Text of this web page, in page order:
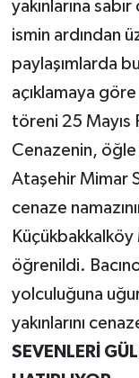
yakınlarına
ismin ardından
paylaşımlarda
açıklamaya
töreni 25 Mayıs
Cenazenin, öğle
Ataşehir Mimar
cenaze
Küçükbakkalköy
öğrenildi.
yolculuğuna
yakınlarını
SEVENLERİ